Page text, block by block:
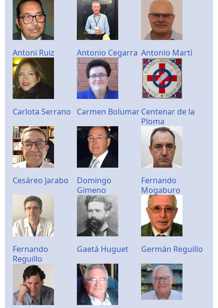
Antoni Ruiz Antonio Cegarra Antonio Martí
Carlota Serrano Carmen BolumarCentenar de la
Ploma
Cesáreo Jarabo
Domingo
Gimeno
Fernando
Mogaburo
Fernando
Reguillo
Gaetà Huguet Germán Reguillo